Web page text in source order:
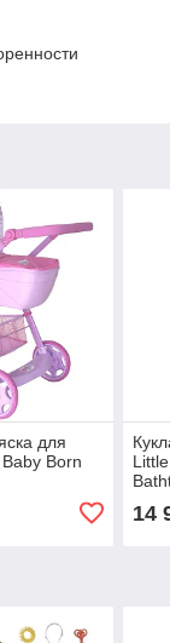
для
Born
14